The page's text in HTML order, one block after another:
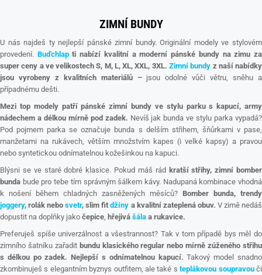
ZIMNÍ BUNDY
U nás najdeš ty nejlepší pánské zimní bundy. Originální modely ve stylovém
provedení. Buďchlapti nabízí kvalitní a moderní pánské bundy na zimu za
super ceny a ve velikostech S, M, L, XL, XXL, 3XL. Zimní bundy z naší nabídky
jsou vyrobeny z kvalitních materiálů – jsou odolné vůči větru, sněhu a
případnému dešti.
Mezi top modely patří pánské zimní bundy ve stylu parku s kapucí, army
nádechem a délkou mírně pod zadek. Nevíš jak bunda ve stylu parka vypadá?
Pod pojmem parka se označuje bunda s delším střihem, šňůrkami v pase,
manžetami na rukávech, větším množstvím kapes (i velké kapsy) a pravou
nebo syntetickou odnímatelnou kožešinkou na kapuci.
Blýsni se ve staré dobré klasice. Pokud máš rád kratší střihy, zimní bomber
bunda bude pro tebe tím správným šálkem kávy. Nadupaná kombinace vhodná
k nošení během chladných zasněžených měsíců? Bomber bunda, trendy
joggery, rolák nebosvetr, slim fitdžíny a kvalitní zateplená obuv. V zimě nedáš
dopustit na doplňky jako čepice hřejivá šála a rukavice.
Preferuješ spíše univerzálnost a všestrannost? Tak v tom případě bys měl do
zimního šatníku zařadit bundu klasického regular nebo mírně zúženého střihu
s délkou po zadek. Nejlepší s odnímatelnou kapucí. Takový model snadno
zkombinuješ s elegantním byznys outfitem, ale také steplákovou soupravouči